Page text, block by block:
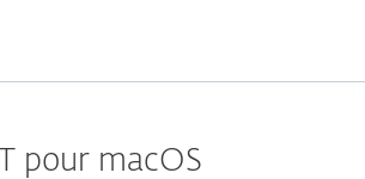
pour macOS